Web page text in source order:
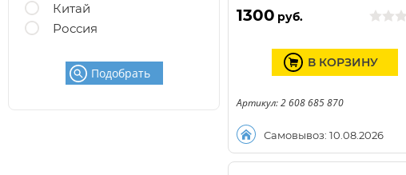
Китай
Россия
Подобрать
1300 руб.
Самовывоз: 10.08.2026
В КОРЗИНУ
Артикул: 2 608 685 870